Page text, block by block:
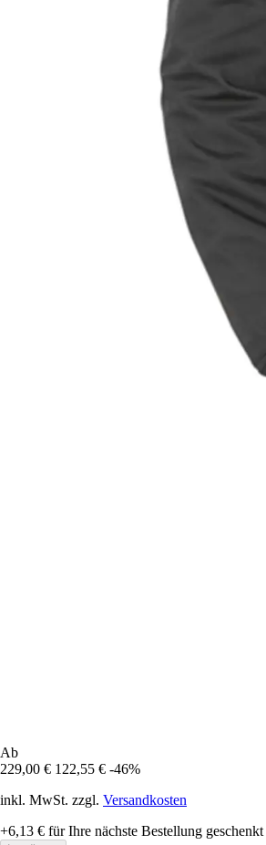
Ab
229,00 € 122,55 € -46%
inkl. MwSt. zzgl. Versandkosten
+6,13 € für Ihre nächste Bestellung geschenkt